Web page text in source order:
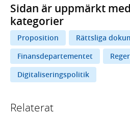
Sidan är uppmärkt
kategorier
Proposition
Rättsliga
Finansdepartementet
Digitaliseringspolitik
Relaterat